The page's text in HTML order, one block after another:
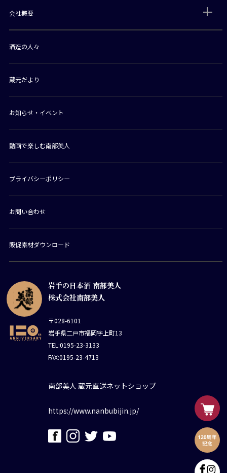
岩手の日本酒 南部美人
株式会社南部美人
〒028-6101
岩手県二戸市福岡字上町13
TEL:0195-23-3133
FAX:0195-23-4713
南部美人 蔵元直送ネットショップ
https://www.nanbubijin.jp/
会社概要
酒造の人々
蔵元だより
お知らせ・イベント
動画で楽しむ南部美人
プライバシーポリシー
お問い合わせ
販促素材ダウンロード